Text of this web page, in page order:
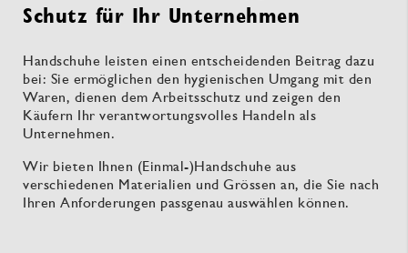
Schutz für Ihr Unternehmen
Handschuhe leisten einen entscheidenden Beitrag dazu
bei: Sie ermöglichen den hygienischen Umgang mit den
Waren, dienen dem Arbeitsschutz und zeigen den
Käufern Ihr verantwortungsvolles Handeln als
Unternehmen.
Wir bieten Ihnen (Einmal-)Handschuhe aus
verschiedenen Materialien und Grössen an, die Sie nach
Ihren Anforderungen passgenau auswählen können.